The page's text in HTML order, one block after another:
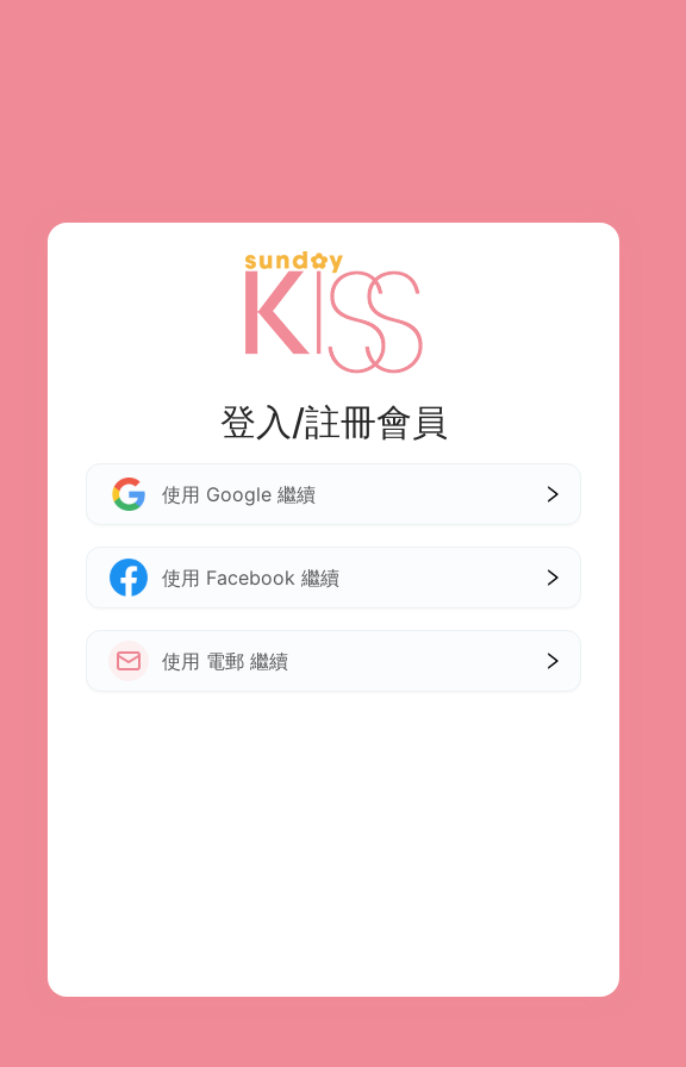
登入/註冊會員
使用 Google 繼續
使用 Facebook 繼續
使用 電郵 繼續